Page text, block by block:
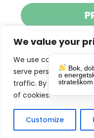
We value your
We use cookies to
serve personalized
traffic. By clicking
of cookies.
Customize
Klikom na gumb
primanje
slažete s Bok,
o